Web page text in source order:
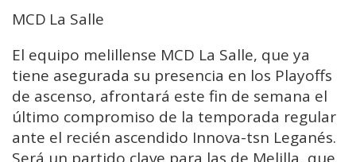
MCD La Salle
El equipo melillense MCD La Salle, que ya
tiene asegurada su presencia en los Playoffs
de ascenso, afrontará este fin de semana el
último compromiso de la temporada regular
ante el recién ascendido Innova-tsn Leganés.